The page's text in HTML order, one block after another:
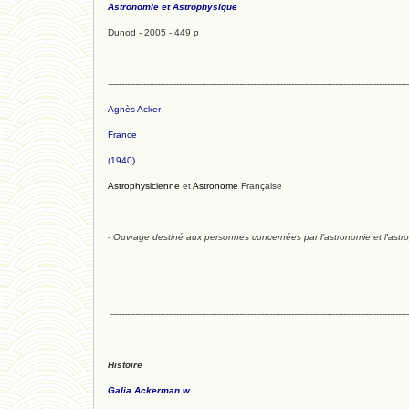
Astronomie et Astrophysique
Dunod - 2005 - 449 p
Agnès Acker
France
(1940)
Astrophysicienne etAstronome Française
- Ouvrage destiné aux personnes concernées par l’astronomie et
Histoire
Galia Ackerman w